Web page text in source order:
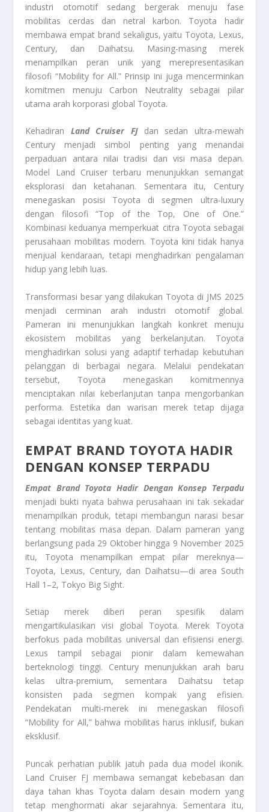
industri otomotif sedang bergerak menuju fase
mobilitas cerdas dan netral karbon. Toyota hadir
membawa empat brand sekaligus, yaitu Toyota, Lexus,
Century, dan Daihatsu. Masing-masing merek
menampilkan peran unik yang merepresentasikan
filosofi “Mobility for All.” Prinsip ini juga mencerminkan
komitmen menuju Carbon Neutrality sebagai pilar
utama arah korporasi global Toyota.
Kehadiran Land Cruiser FJdan sedan ultra-mewah
Century menjadi simbol penting yang menandai
perpaduan antara nilai tradisi dan visi masa depan.
Model Land Cruiser terbaru menunjukkan semangat
eksplorasi dan ketahanan. Sementara itu, Century
menegaskan posisi Toyota di segmen ultra-luxury
dengan filosofi “Top of the Top, One of One.”
Kombinasi keduanya memperkuat citra Toyota sebagai
perusahaan mobilitas modern. Toyota kini tidak hanya
menjual kendaraan, tetapi menghadirkan pengalaman
hidup yang lebih luas.
Transformasi besar yang dilakukan Toyota di JMS 2025
menjadi cerminan arah industri otomotif global.
Pameran ini menunjukkan langkah konkret menuju
ekosistem mobilitas yang berkelanjutan. Toyota
menghadirkan solusi yang adaptif terhadap kebutuhan
pelanggan di berbagai negara. Melalui pendekatan
tersebut, Toyota menegaskan komitmennya
menciptakan nilai keberlanjutan tanpa mengorbankan
performa. Estetika dan warisan merek tetap dijaga
sebagai identitas yang kuat.
EMPAT BRAND TOYOTA HADIR
DENGAN KONSEP TERPADU
Empat Brand Toyota Hadir Dengan Konsep Terpadu
menjadi bukti nyata bahwa perusahaan ini tak sekadar
menampilkan produk, tetapi membangun narasi besar
tentang mobilitas masa depan. Dalam pameran yang
berlangsung pada 29 Oktober hingga 9 November 2025
itu, Toyota menampilkan empat pilar mereknya—
Toyota, Lexus, Century, dan Daihatsu—di area South
Hall 1–2, Tokyo Big Sight.
Setiap merek diberi peran spesifik dalam
mengartikulasikan visi global Toyota. Merek Toyota
berfokus pada mobilitas universal dan efisiensi energi.
Lexus tampil sebagai pionir dalam kemewahan
berteknologi tinggi. Century menunjukkan arah baru
kelas ultra-premium, sementara Daihatsu tetap
konsisten pada segmen kompak yang efisien.
Pendekatan multi-merek ini menegaskan filosofi
“Mobility for All,” bahwa mobilitas harus inklusif, bukan
eksklusif.
Puncak perhatian publik jatuh pada dua model ikonik.
Land Cruiser FJ membawa semangat kebebasan dan
daya tahan khas Toyota dalam desain modern yang
tetap menghormati akar sejarahnya. Sementara itu,